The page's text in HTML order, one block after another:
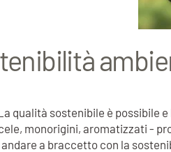
qualità sostenibile è possibile
monorigini, aromatizzati -
a braccetto con la